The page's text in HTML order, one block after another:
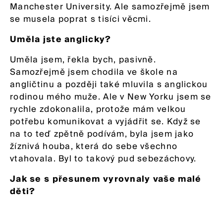
Manchester University. Ale samozřejmě jsem
se musela poprat s tisíci věcmi.
Uměla jste anglicky?
Uměla jsem, řekla bych, pasivně.
Samozřejmě jsem chodila ve škole na
angličtinu a později také mluvila s anglickou
rodinou mého muže. Ale v New Yorku jsem se
rychle zdokonalila, protože mám velkou
potřebu komunikovat a vyjádřit se. Když se
na to teď zpětně podívám, byla jsem jako
žíznivá houba, která do sebe všechno
vtahovala. Byl to takový pud sebezáchovy.
Jak se s přesunem vyrovnaly vaše malé
děti?